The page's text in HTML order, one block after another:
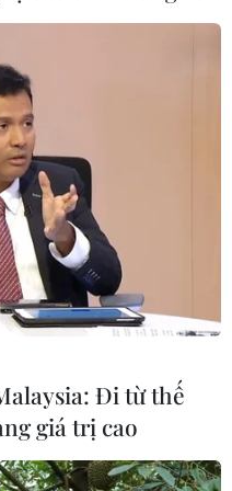
ADN,
người
nạn
quan
Đi từ thế
giá trị cao